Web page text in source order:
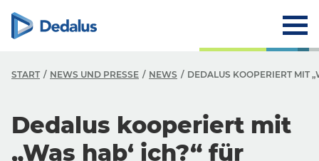
START NEWS UND PRESSE NEWS DEDALUS KOOPERIERT MIT
Dedalus kooperiert mit
„Was hab‘ ich?“ für